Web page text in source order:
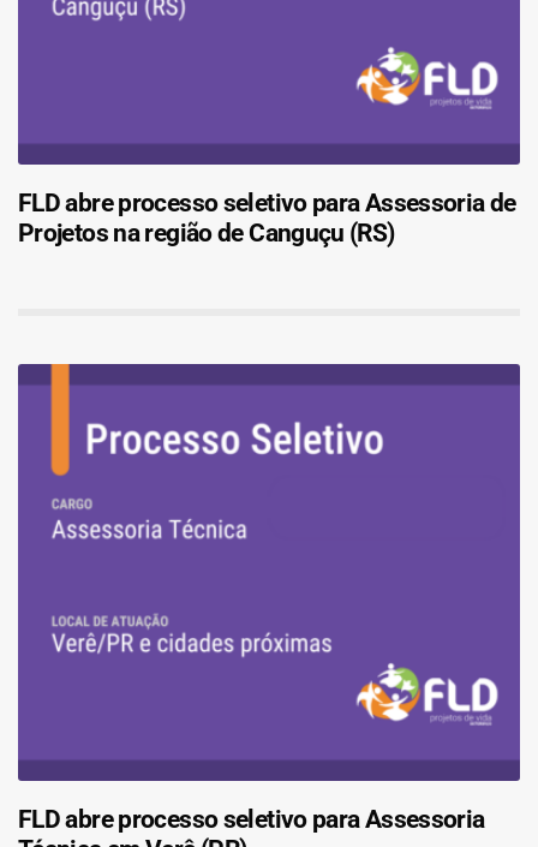
FLD abre processo seletivo para Assessoria de
Projetos na região de Canguçu (RS)
FLD abre processo seletivo para Assessoria